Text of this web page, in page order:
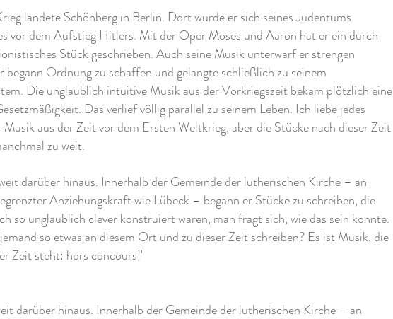
landete Schönberg in Berlin. Dort wurde er sich seines Judentums
vor dem Aufstieg Hitlers. Mit der Oper Moses und Aaron hat er ein durch
Stück geschrieben. Auch seine Musik unterwarf er strengen
begann Ordnung zu schaffen und gelangte schließlich zu seinem
Die unglaublich intuitive Musik aus der Vorkriegszeit bekam plötzlich eine
Das verlief völlig parallel zu seinem Leben. Ich liebe jedes
Musik aus der Zeit vor dem Ersten Weltkrieg, aber die Stücke nach dieser Zeit
zu weit.
darüber hinaus. Innerhalb der Gemeinde der lutherischen Kirche – an
Anziehungskraft wie Lübeck – begann er Stücke zu schreiben, die
so unglaublich clever konstruiert waren, man fragt sich, wie das sein konnte.
so etwas an diesem Ort und zu dieser Zeit schreiben? Es ist Musik, die
Zeit steht: hors concours!'
darüber hinaus. Innerhalb der Gemeinde der lutherischen Kirche – an